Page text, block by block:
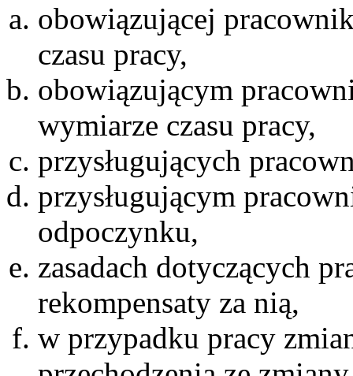
obowiązującej
czasu pracy,
obowiązującym
wymiarze czasu pracy,
przysługujących
przysługującym
odpoczynku,
zasadach dotyczących
rekompensaty za nią,
w przypadku pracy